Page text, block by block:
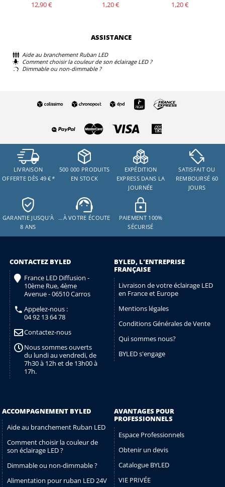
12,90 € 1,20 € 1,20 €
ASSISTANCE
Aide au branchement Ruban LED
Comment choisir la couleur de son éclairage LED ?
Dimmable ou non-dimmable ?
LIVRAISON
OFFERTE DÈS 49 € *
500 000 PRODUITS
EN STOCK
EXPÉDITION
EXPRESS DANS LA
JOURNÉE
SATISFAIT OU
REMBOURSÉ 60
JOURS
GARANTIE JUSQU'À
8 ANS
…À VOTRE ÉCOUTE
PAIEMENT 100%
SÉCURISÉ
CONTACTEZ BYLED
France LED Diffusion -
10ème Rue, 4ème
Avenue - 06510 Carros
Appelez-nous :
04 92 13 64 78
Contactez-nous
Nous sommes ouverts
du lundi au vendredi, de
7h30 à 12h et de 13h00 à
17h.
BYLED, L'ENTREPRISE
FRANÇAISE
Livraison de votre éclairage LED
en France et Europe
Mentions légales
Conditions Générales de Vente
Qui sommes nous?
BYLED s'engage
ACCOMPAGNEMENT BYLED
Aide au branchement Ruban LED
Comment choisir la couleur de
son éclairage LED ?
Dimmable ou non-dimmable ?
Alimentation pour ruban LED 24V
AVANTAGES POUR
PROFESSIONNELS
Espace Professionnels
Obtenir un devis
Catalogue BYLED
VIE PRIVÉE